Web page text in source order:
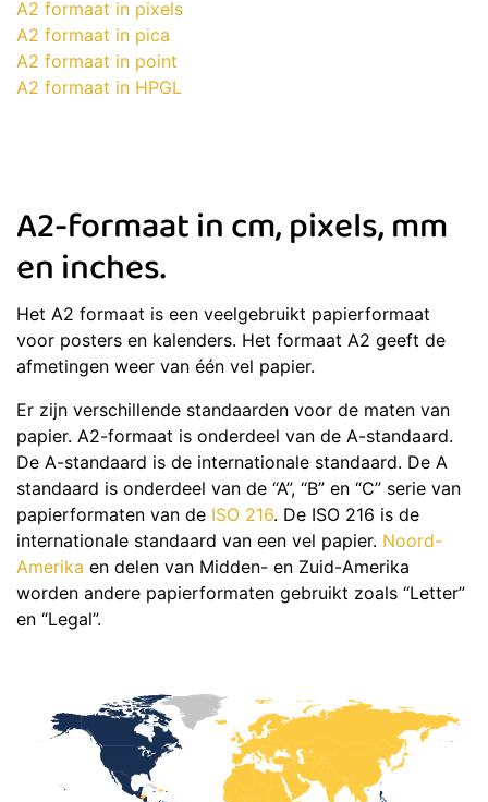
A2 formaat in pixels
A2 formaat in pica
A2 formaat in point
A2 formaat in HPGL
A2-formaat in cm, pixels, mm
en inches.
Het A2 formaat is een veelgebruikt papierformaat
voor posters en kalenders. Het formaat A2 geeft de
afmetingen weer van één vel papier.
Er zijn verschillende standaarden voor de maten van
papier. A2-formaat is onderdeel van de A-standaard.
De A-standaard is de internationale standaard. De A
standaard is onderdeel van de “A”, “B” en “C” serie van
papierformaten van de ISO 216. De ISO 216 is de
internationale standaard van een vel papier. Noord-
Amerika en delen van Midden- en Zuid-Amerika
worden andere papierformaten gebruikt zoals “Letter”
en “Legal”.